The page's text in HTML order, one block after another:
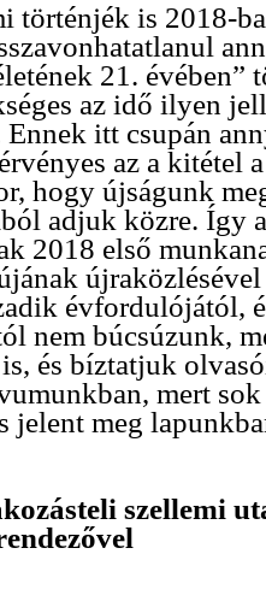
történjék is 2018-
21. évében”
az idő ilyen
Ennek itt csupán
az a kitétel
hogy újságunk
adjuk közre. Így
2018 első
évfordulójától,
nem búcsúzunk,
és bíztatjuk
mert sok
jelent meg
szellemi